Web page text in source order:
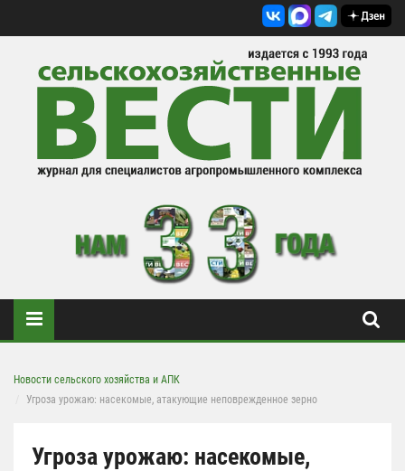
Новости сельского хозяйства и АПК
Угроза урожаю: насекомые, атакующие неповрежденное зерно
Угроза урожаю: насекомые,